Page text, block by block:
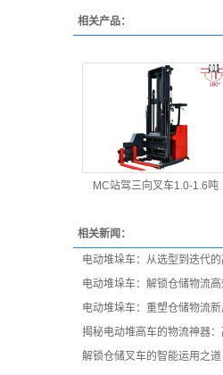
相关产品：
MC站驾三向叉车1.0-1.6吨
相关新闻：
电动堆垛车：从选型到迭代
电动堆垛车：解锁仓储物流
电动堆垛车：重塑仓储物流
揭秘电动堆高车的物流神器
解锁仓储叉车的智能运用之道